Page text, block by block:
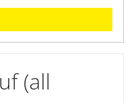
(all